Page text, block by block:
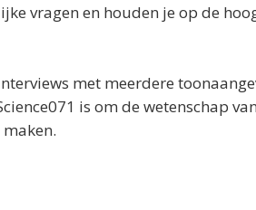
vragen en houden je op de
met meerdere
is om de wetenschap